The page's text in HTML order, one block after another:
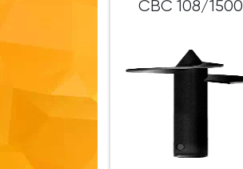
СВС 108/1500